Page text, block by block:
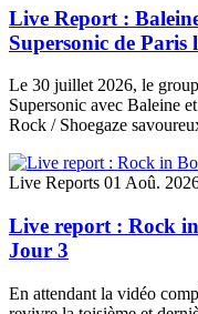
Live Report :
Supersonic de Paris
Le 30 juillet 2026, le
Supersonic avec Baleine
Rock / Shoegaze
Live Reports 01 Aoû.
Live report : Rock
Jour 3
En attendant la vidéo